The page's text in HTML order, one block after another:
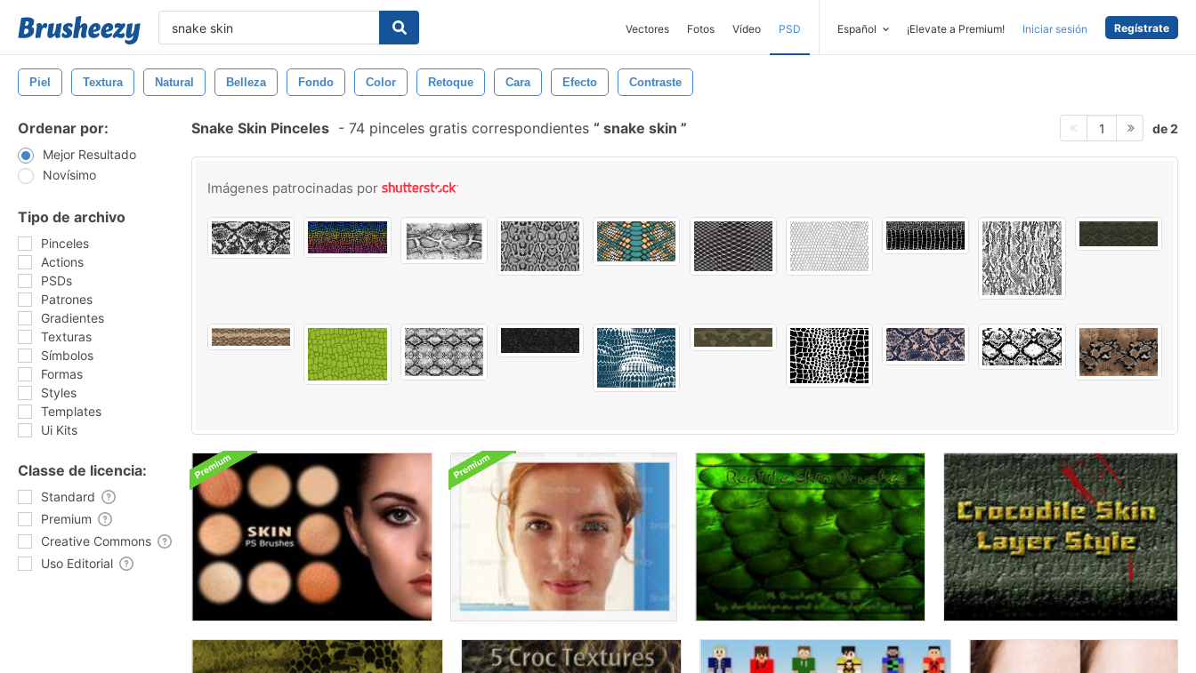
Vectores Fotos Vídeo PSD Español ¡Elevate a Premium! Iniciar sesión Regístrate
Piel Textura Natural Belleza Fondo Color Retoque Cara Efecto Contraste
Ordenar por:
Mejor Resultado
Novísimo
Tipo de archivo
Pinceles
Actions
PSDs
Patrones
Gradientes
Texturas
Símbolos
Formas
Styles
Templates
Ui Kits
Classe de licencia:
Standard
Premium
Creative Commons
Uso Editorial
Snake Skin Pinceles - 74 pinceles gratis correspondientes snake skin 1 de 2
Imágenes patrocinadas por